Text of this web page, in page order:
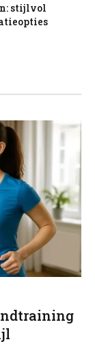
stijlvol